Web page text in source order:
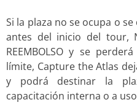
Si la plaza no se ocupa o
antes del inicio del tour,
REEMBOLSO y se
límite, Capture the Atlas
y podrá destinar la
capacitación interna o a